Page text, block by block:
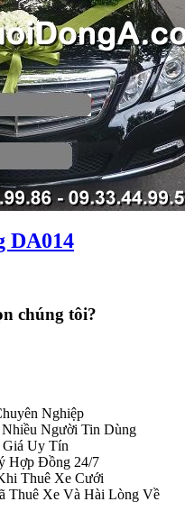
DA014
chúng tôi?
Nghiệp
Người Tin Dùng
Giá Uy Tín
Hợp Đồng 24/7
Thuê Xe Cưới
Thuê Xe Và Hài Lòng Về